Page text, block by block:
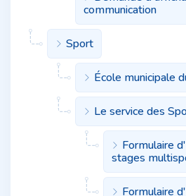
communication
Sport
École municipale
Le service des
Formulaire
stages
Formulaire